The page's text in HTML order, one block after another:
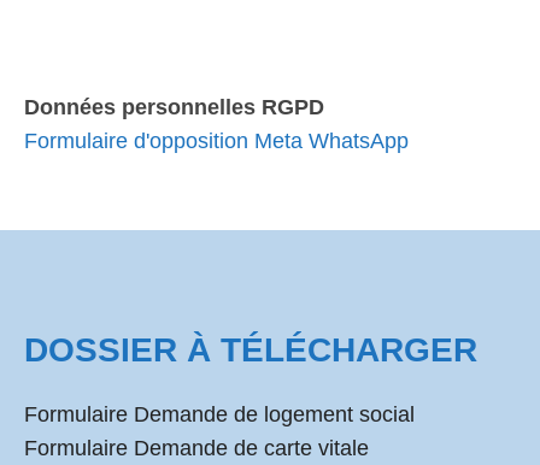
Données personnelles RGPD
Formulaire d'opposition Meta WhatsApp
DOSSIER À TÉLÉCHARGER
Formulaire Demande de logement social
Formulaire Demande de carte vitale